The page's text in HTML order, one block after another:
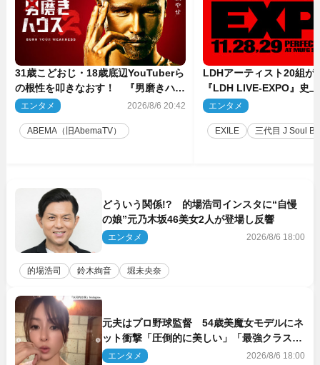
31歳こどおじ・18歳底辺YouTuberら
の根性を叩きなおす！ 『男磨きハウ
ス』第2弾コーチ陣発表
エンタメ 2026/8/6 20:42
ABEMA（旧AbemaTV）
LDHアーティスト20組
『LDH LIVE‐EXPO』史
技場で開催決定
エンタメ
EXILE 三代目 J Soul
どういう関係!? 的場浩司インスタに“自慢
の娘”元乃木坂46美女2人が登場し反響
エンタメ 2026/8/6 18:00
的場浩司 鈴木絢音 堀未央奈
元夫はプロ野球監督 54歳美魔女モデルにネ
ット衝撃「圧倒的に美しい」「最強クラス」
「うっとり」
エンタメ 2026/8/6 18:00